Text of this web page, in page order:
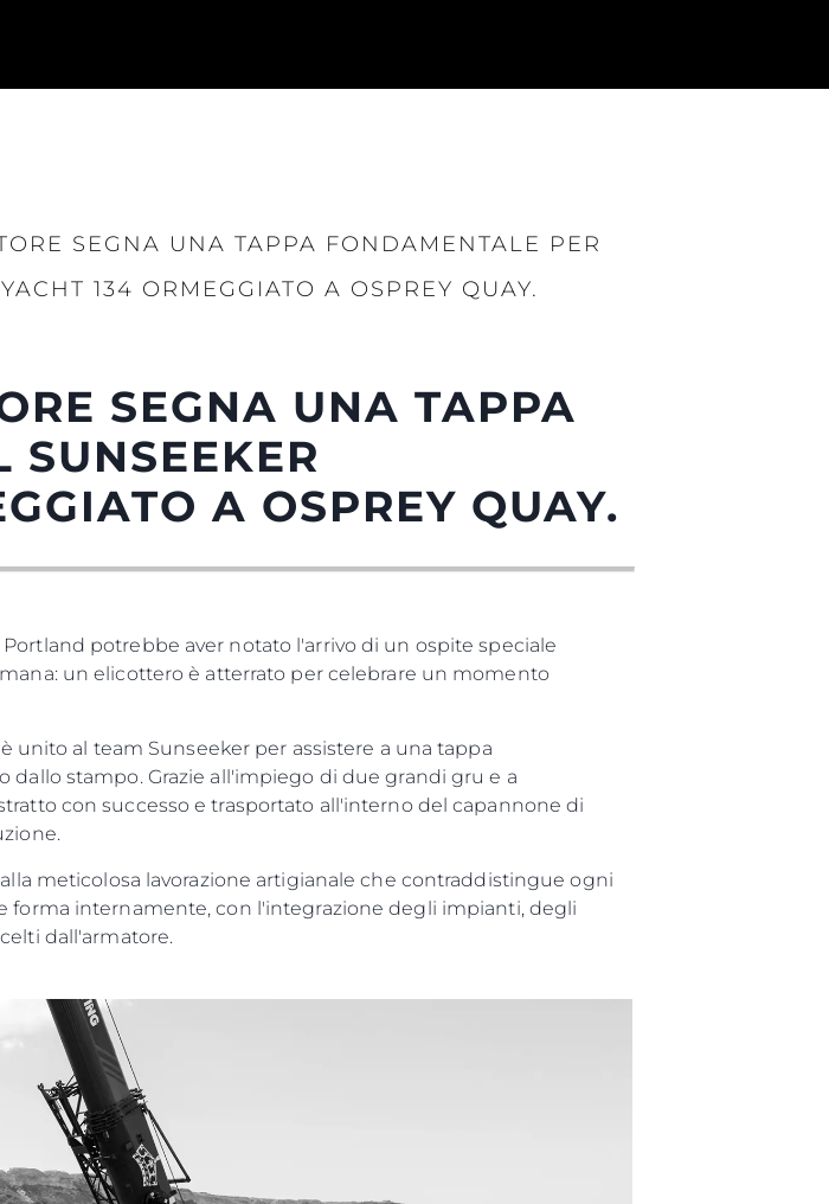
SEGNA UNA TAPPA FONDAMENTALE PER
134 ORMEGGIATO A OSPREY QUAY.
SEGNA UNA TAPPA
SUNSEEKER
A OSPREY QUAY.
potrebbe aver notato l'arrivo di un ospite speciale
un elicottero è atterrato per celebrare un momento
unito al team Sunseeker per assistere a una tappa
stampo. Grazie all'impiego di due grandi gru e a
con successo e trasportato all'interno del capannone di
meticolosa lavorazione artigianale che contraddistingue ogni
forma internamente, con l'integrazione degli impianti, degli
dall'armatore.